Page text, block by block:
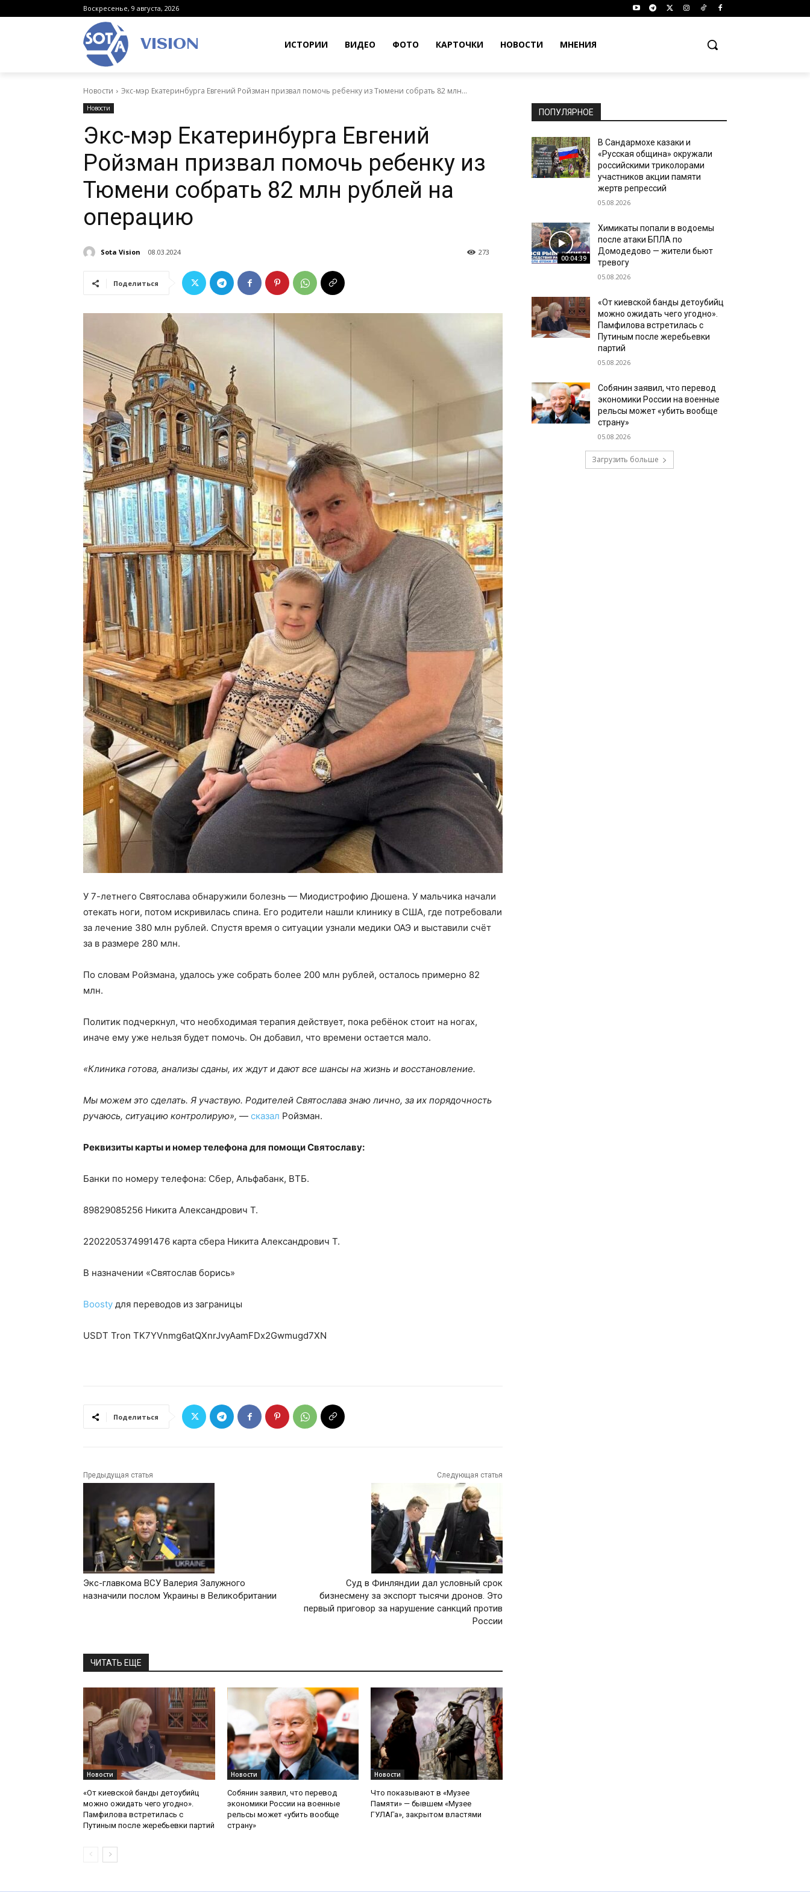
Воскресенье, 9 августа, 2026
VISION ИСТОРИИ ВИДЕО ФОТО КАРТОЧКИ НОВОСТИ МНЕНИЯ
Новости Экс-мэр Екатеринбурга Евгений Ройзман призвал помочь ребенку из Тюмени собрать 82 млн...
Новости
Экс-мэр Екатеринбурга Евгений
Ройзман призвал помочь ребенку из
Тюмени собрать 82 млн рублей на
операцию
Sota Vision 08.03.2024 273
Поделиться
У 7-летнего Святослава обнаружили болезнь — Миодистрофию Дюшена. У мальчика начали
отекать ноги, потом искривилась спина. Его родители нашли клинику в США, где потребовали
за лечение 380 млн рублей. Спустя время о ситуации узнали медики ОАЭ и выставили счёт
за в размере 280 млн.
По словам Ройзмана, удалось уже собрать более 200 млн рублей, осталось примерно 82
млн.
Политик подчеркнул, что необходимая терапия действует, пока ребёнок стоит на ногах,
иначе ему уже нельзя будет помочь. Он добавил, что времени остается мало.
«Клиника готова, анализы сданы, их ждут и дают все шансы на жизнь и восстановление.
Мы можем это сделать. Я участвую. Родителей Святослава знаю лично, за их порядочность
ручаюсь, ситуацию контролирую», — сказал Ройзман.
Реквизиты карты и номер телефона для помощи Святославу:
Банки по номеру телефона: Сбер, Альфабанк, ВТБ.
89829085256 Никита Александрович Т.
2202205374991476 карта сбера Никита Александрович Т.
В назначении «Святослав борись»
Boosty для переводов из заграницы ‌
‌USDT Tron TK7YVnmg6atQXnrJvyAamFDx2Gwmugd7XN
Поделиться
Предыдущая статья
Экс-главкома ВСУ Валерия Залужного
назначили послом Украины в Великобритании
Следующая статья
Суд в Финляндии дал условный срок
бизнесмену за экспорт тысячи дронов. Это
первый приговор за нарушение санкций против
России
ЧИТАТЬ ЕЩЕ
Новости
«От киевской банды детоубийц
можно ожидать чего угодно».
Памфилова встретилась с
Путиным после жеребьевки партий
Новости
Собянин заявил, что перевод
экономики России на военные
рельсы может «убить вообще
страну»
Новости
Что показывают в «Музее
Памяти» — бывшем «Музее
ГУЛАГа», закрытом властями
ПОПУЛЯРНОЕ
В Сандармохе казаки и
«Русская община» окружали
российскими триколорами
участников акции памяти
жертв репрессий
05.08.2026
00:04:39
Химикаты попали в водоемы
после атаки БПЛА по
Домодедово — жители бьют
тревогу
05.08.2026
«От киевской банды детоубийц
можно ожидать чего угодно».
Памфилова встретилась с
Путиным после жеребьевки
партий
05.08.2026
Собянин заявил, что перевод
экономики России на военные
рельсы может «убить вообще
страну»
05.08.2026
Загрузить больше